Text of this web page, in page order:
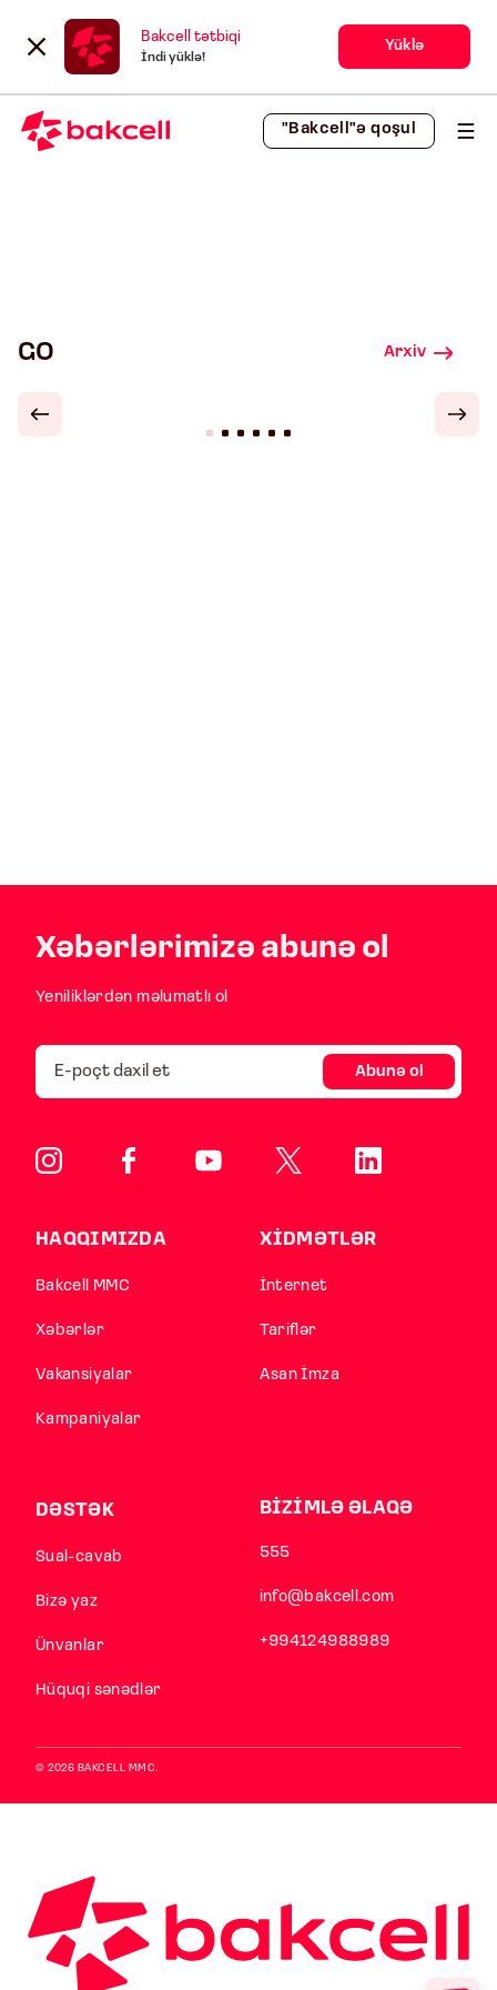
Bakcell tətbiqi
İndi yüklə!
Yüklə
"Bakcell"ə qoşul
GO Arxiv
Xəbərlərimizə abunə ol
Yeniliklərdən məlumatlı ol
Abunə ol
HAQQIMIZDA
Bakcell MMC
Xəbərlər
Vakansiyalar
Kampaniyalar
XİDMƏTLƏR
İnternet
Tariflər
Asan İmza
DƏSTƏK
Sual-cavab
Bizə yaz
Ünvanlar
Hüquqi sənədlər
BİZİMLƏ ƏLAQƏ
555
info@bakcell.com
+994124988989
© 2026 BAKCELL MMC.